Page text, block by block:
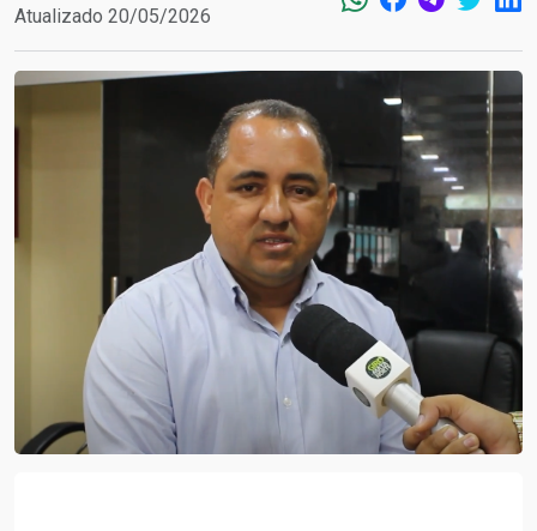
Atualizado 20/05/2026